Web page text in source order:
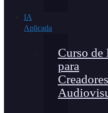
IA
Aplicada
Curso de
para
Creadores